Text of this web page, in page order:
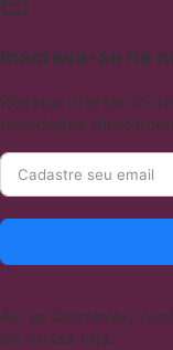
Inscreva-se na
Receba ofertas
novidades
Ao se inscrever,
de nossa loja.